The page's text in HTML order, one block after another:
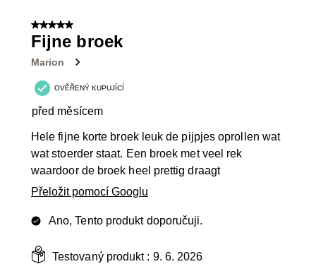
Recenzí.
5 z 5 hvězdiček.
Fijne broek
Marion
OVĚŘENÝ KUPUJÍCÍ
před měsícem
Hele fijne korte broek leuk de pijpjes oprollen wat
wat stoerder staat. Een broek met veel rek
waardoor de broek heel prettig draagt
Přeložit pomocí Googlu
Ano, Tento produkt doporučuji.
Testovaný produkt : 9. 6. 2026